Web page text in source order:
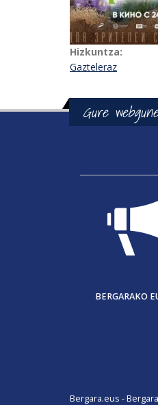
Hizkuntza:
Gazteleraz
Gure
BERGARAKO
Bergara.eus -